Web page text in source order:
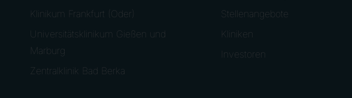
Klinikum Frankfurt (Oder)
Universitätsklinikum Gießen und
Marburg
Zentralklinik Bad Berka
Stellenangebote
Kliniken
Investoren